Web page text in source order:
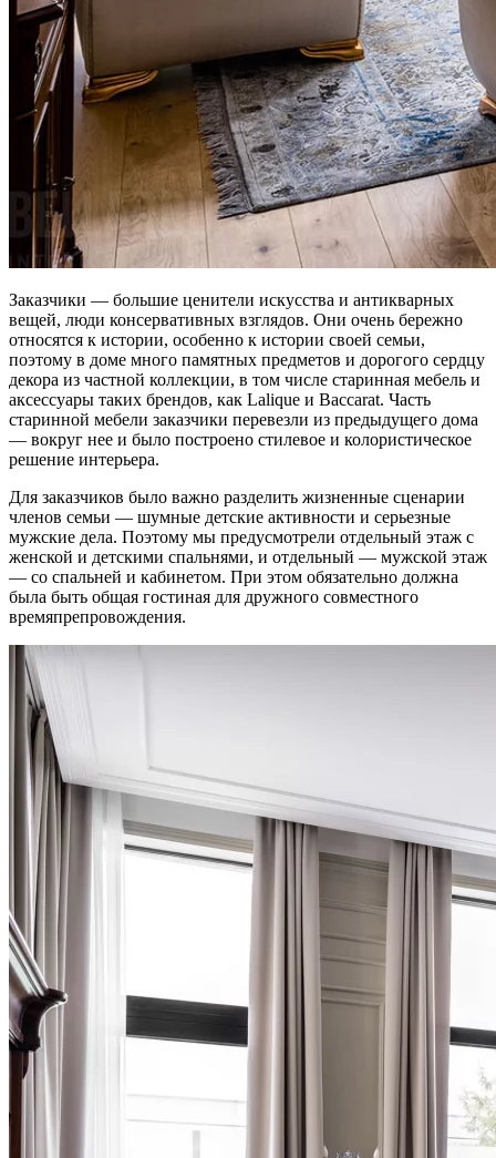
Заказчики — большие ценители искусства и антикварных
вещей, люди консервативных взглядов. Они очень бережно
относятся к истории, особенно к истории своей семьи,
поэтому в доме много памятных предметов и дорогого сердцу
декора из частной коллекции, в том числе старинная мебель и
аксессуары таких брендов, как Lalique и Baccarat. Часть
старинной мебели заказчики перевезли из предыдущего дома
— вокруг нее и было построено стилевое и колористическое
решение интерьера.
Для заказчиков было важно разделить жизненные сценарии
членов семьи — шумные детские активности и серьезные
мужские дела. Поэтому мы предусмотрели отдельный этаж с
женской и детскими спальнями, и отдельный — мужской этаж
— со спальней и кабинетом. При этом обязательно должна
была быть общая гостиная для дружного совместного
времяпрепровождения.